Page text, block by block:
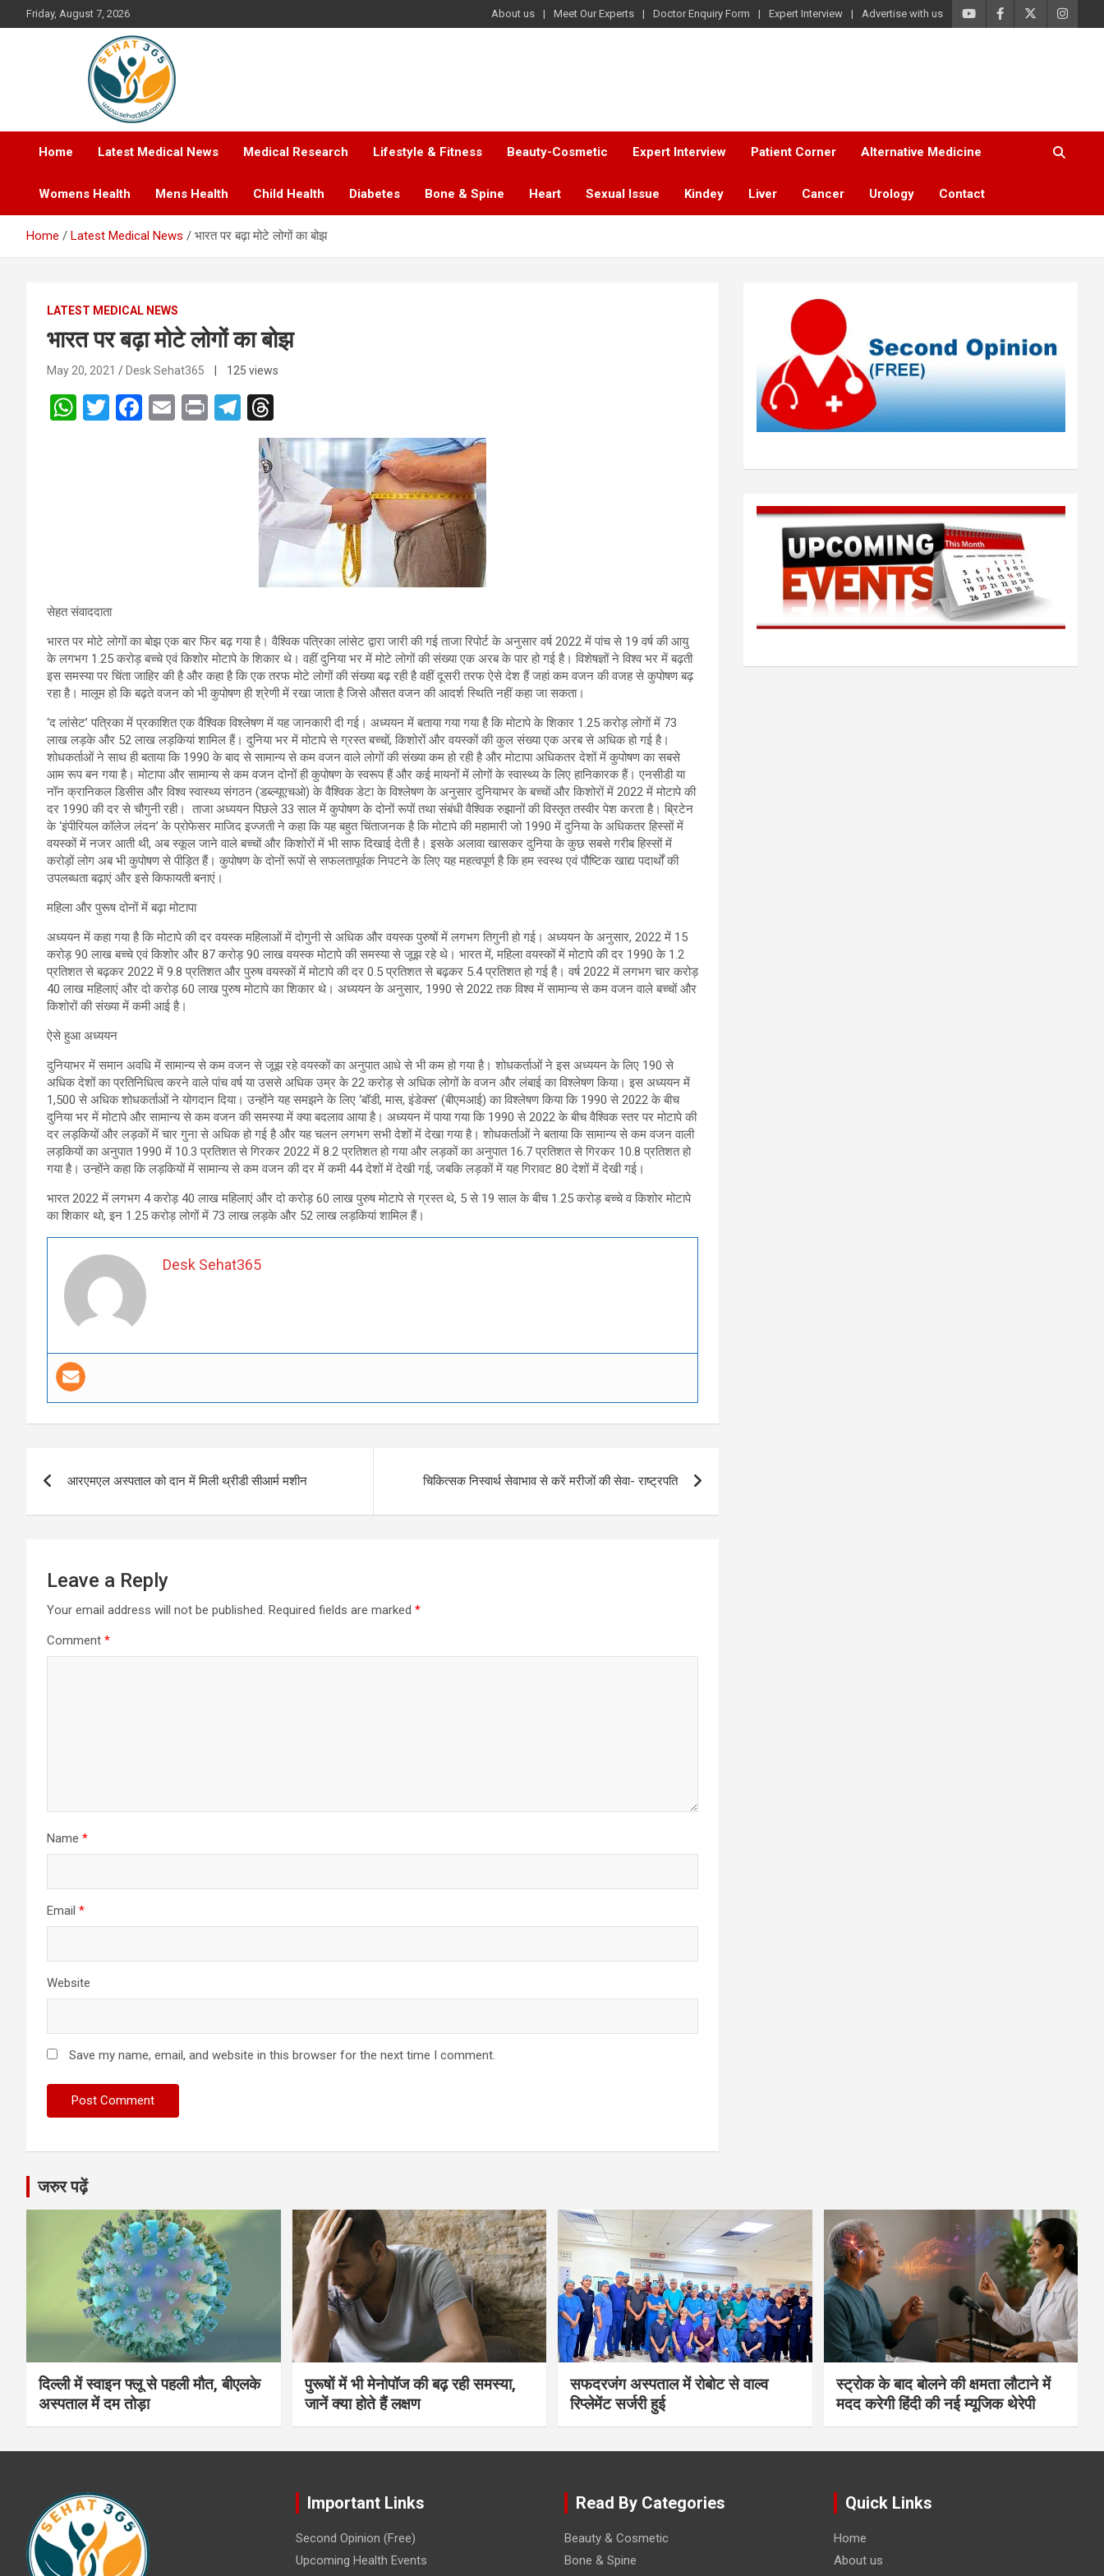
to
Friday, August 7, 2026 About us Meet Our Experts Doctor Enquiry Form Expert Interview Advertise with us
Sehat365
Your's Complete Health Guide
Home
Latest Medical News Medical Research Lifestyle & Fitness Beauty-Cosmetic Expert Interview Patient Corner Alternative Medicine
Womens Health Mens Health Child Health Diabetes Bone & Spine Heart Sexual Issue Kindey Liver Cancer Urology Contact
Home Latest Medical News भारत पर बढ़ा मोटे लोगों का बोझ
LATEST MEDICAL NEWS
भारत पर बढ़ा मोटे लोगों का बोझ
May 20, 2021 Desk Sehat365 | 125 views
W T
F
E
Pr T
el
gr
m
hr
e
a
d
s
सेहत संवाददाता
भारत पर मोटे लोगों का बोझ एक बार फिर बढ़ गया है। वैश्विक पत्रिका लांसेट द्वारा जारी की गई ताजा रिपोर्ट के अनुसार वर्ष 2022 में पांच से 19 वर्ष की आयु
के लगभग 1.25 करोड़ बच्चे एवं किशोर मोटापे के शिकार थे। वहीं दुनिया भर में मोटे लोगों की संख्या एक अरब के पार हो गई है। विशेषज्ञों ने विश्व भर में बढ़ती
इस समस्या पर चिंता जाहिर की है और कहा है कि एक तरफ मोटे लोगों की संख्या बढ़ रही है वहीं दूसरी तरफ ऐसे देश हैं जहां कम वजन की वजह से कुपोषण बढ़
रहा है। मालूम हो कि बढ़ते वजन को भी कुपोषण ही श्रेणी में रखा जाता है जिसे औसत वजन की आदर्श स्थिति नहीं कहा जा सकता।
‘द लांसेट’ पत्रिका में प्रकाशित एक वैश्विक विश्लेषण में यह जानकारी दी गई। अध्ययन में बताया गया गया है कि मोटापे के शिकार 1.25 करोड़ लोगों में 73
लाख लड़के और 52 लाख लड़कियां शामिल हैं। दुनिया भर में मोटापे से ग्रस्त बच्चों, किशोरों और वयस्कों की कुल संख्या एक अरब से अधिक हो गई है।
शोधकर्ताओं ने साथ ही बताया कि 1990 के बाद से सामान्य से कम वजन वाले लोगों की संख्या कम हो रही है और मोटापा अधिकतर देशों में कुपोषण का सबसे
आम रूप बन गया है। मोटापा और सामान्य से कम वजन दोनों ही कुपोषण के स्वरूप हैं और कई मायनों में लोगों के स्वास्थ्य के लिए हानिकारक हैं। एनसीडी या
नॉन क्रानिकल डिसीस और विश्व स्वास्थ्य संगठन (डब्ल्यूएचओ) के वैश्विक डेटा के विश्लेषण के अनुसार दुनियाभर के बच्चों और किशोरों में 2022 में मोटापे की
दर 1990 की दर से चौगुनी रही। ताजा अध्ययन पिछले 33 साल में कुपोषण के दोनों रूपों तथा संबंधी वैश्विक रुझानों की विस्तृत तस्वीर पेश करता है। ब्रिटेन
के ‘इंपीरियल कॉलेज लंदन’ के प्रोफेसर माजिद इज्जती ने कहा कि यह बहुत चिंताजनक है कि मोटापे की महामारी जो 1990 में दुनिया के अधिकतर हिस्सों में
वयस्कों में नजर आती थी, अब स्कूल जाने वाले बच्चों और किशोरों में भी साफ दिखाई देती है। इसके अलावा खासकर दुनिया के कुछ सबसे गरीब हिस्सों में
करोड़ों लोग अब भी कुपोषण से पीड़ित हैं। कुपोषण के दोनों रूपों से सफलतापूर्वक निपटने के लिए यह महत्वपूर्ण है कि हम स्वस्थ एवं पौष्टिक खाद्य पदार्थों की
उपलब्धता बढ़ाएं और इसे किफायती बनाएं।
महिला और पुरूष दोनों में बढ़ा मोटापा
अध्ययन में कहा गया है कि मोटापे की दर वयस्क महिलाओं में दोगुनी से अधिक और वयस्क पुरुषों में लगभग तिगुनी हो गई। अध्ययन के अनुसार, 2022 में 15
करोड़ 90 लाख बच्चे एवं किशोर और 87 करोड़ 90 लाख वयस्क मोटापे की समस्या से जूझ रहे थे। भारत में, महिला वयस्कों में मोटापे की दर 1990 के 1.2
प्रतिशत से बढ़कर 2022 में 9.8 प्रतिशत और पुरुष वयस्कों में मोटापे की दर 0.5 प्रतिशत से बढ़कर 5.4 प्रतिशत हो गई है। वर्ष 2022 में लगभग चार करोड़
40 लाख महिलाएं और दो करोड़ 60 लाख पुरुष मोटापे का शिकार थे। अध्ययन के अनुसार, 1990 से 2022 तक विश्व में सामान्य से कम वजन वाले बच्चों और
किशोरों की संख्या में कमी आई है।
ऐसे हुआ अध्ययन
दुनियाभर में समान अवधि में सामान्य से कम वजन से जूझ रहे वयस्कों का अनुपात आधे से भी कम हो गया है। शोधकर्ताओं ने इस अध्ययन के लिए 190 से
अधिक देशों का प्रतिनिधित्व करने वाले पांच वर्ष या उससे अधिक उम्र के 22 करोड़ से अधिक लोगों के वजन और लंबाई का विश्लेषण किया। इस अध्ययन में
1,500 से अधिक शोधकर्ताओं ने योगदान दिया। उन्होंने यह समझने के लिए ‘बॉडी, मास, इंडेक्स’ (बीएमआई) का विश्लेषण किया कि 1990 से 2022 के बीच
दुनिया भर में मोटापे और सामान्य से कम वजन की समस्या में क्या बदलाव आया है। अध्ययन में पाया गया कि 1990 से 2022 के बीच वैश्विक स्तर पर मोटापे की
दर लड़कियों और लड़कों में चार गुना से अधिक हो गई है और यह चलन लगभग सभी देशों में देखा गया है। शोधकर्ताओं ने बताया कि सामान्य से कम वजन वाली
लड़कियों का अनुपात 1990 में 10.3 प्रतिशत से गिरकर 2022 में 8.2 प्रतिशत हो गया और लड़कों का अनुपात 16.7 प्रतिशत से गिरकर 10.8 प्रतिशत हो
गया है। उन्होंने कहा कि लड़कियों में सामान्य से कम वजन की दर में कमी 44 देशों में देखी गई, जबकि लड़कों में यह गिरावट 80 देशों में देखी गई।
भारत 2022 में लगभग 4 करोड़ 40 लाख महिलाएं और दो करोड़ 60 लाख पुरुष मोटापे से ग्रस्त थे, 5 से 19 साल के बीच 1.25 करोड़ बच्चे व किशोर मोटापे
का शिकार थो, इन 1.25 करोड़ लोगों में 73 लाख लड़के और 52 लाख लड़कियां शामिल हैं।
Desk Sehat365
navigation
आरएमएल अस्पताल को दान में मिली थ्रीडी सीआर्म मशीन चिकित्सक निस्वार्थ सेवाभाव से करें मरीजों की सेवा- राष्ट्रपति
Leave a Reply
Your email address will not be published. Required fields are marked *
Comment *
Name *
Email *
Website
Save my name, email, and website in this browser for the next time I comment.
जरुर पढ़ें
दिल्ली में स्वाइन फ्लू से पहली मौत, बीएलके
अस्पताल में दम तोड़ा
पुरूषों में भी मेनोपॉज की बढ़ रही समस्या,
जानें क्या होते हैं लक्षण
सफदरजंग अस्पताल में रोबोट से वाल्व
रिप्लेमेंट सर्जरी हुई
स्ट्रोक के बाद बोलने की क्षमता लौटाने में
मदद करेगी हिंदी की नई म्यूजिक थेरेपी
Important Links
Second Opinion (Free)
Upcoming Health Events
Read By Categories
Beauty & Cosmetic
Bone & Spine
Quick Links
Home
About us